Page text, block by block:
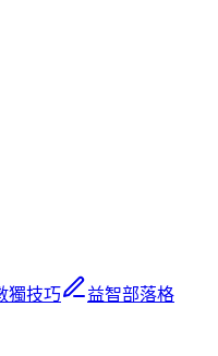
獨技巧
益智部落格